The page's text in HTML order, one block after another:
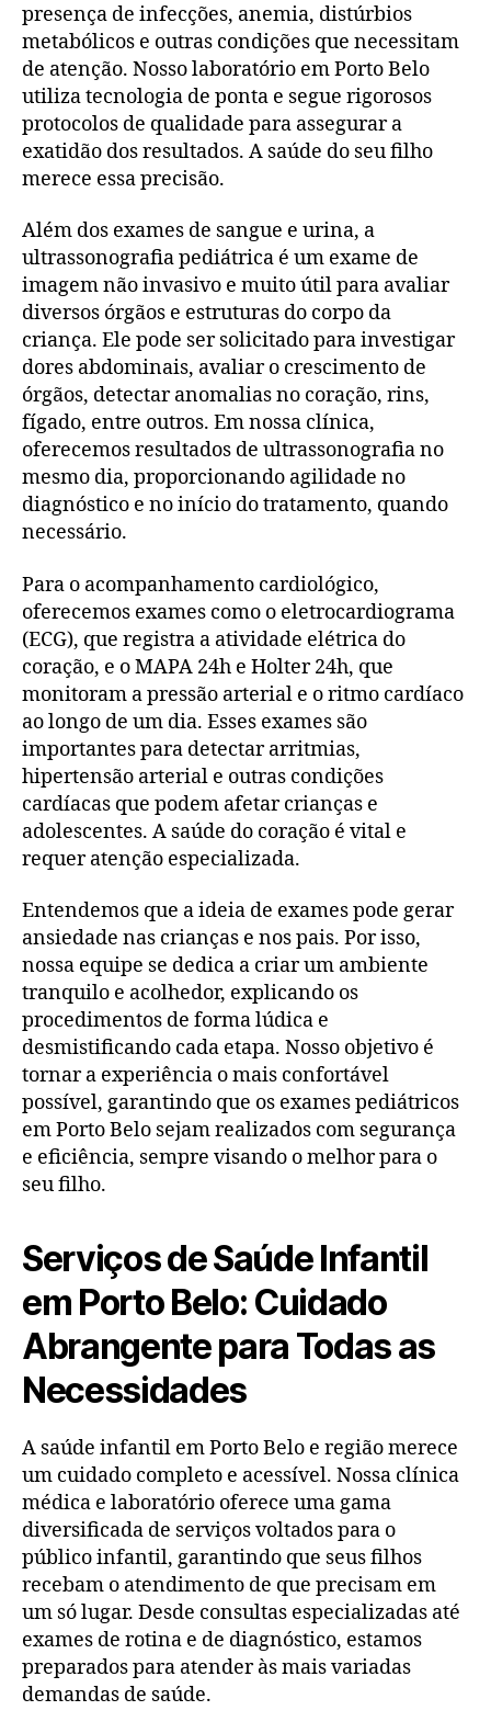
presença de infecções, anemia, distúrbios
metabólicos e outras condições que necessitam
de atenção. Nosso laboratório em Porto Belo
utiliza tecnologia de ponta e segue rigorosos
protocolos de qualidade para assegurar a
exatidão dos resultados. A saúde do seu filho
merece essa precisão.
Além dos exames de sangue e urina, a
ultrassonografia pediátrica é um exame de
imagem não invasivo e muito útil para avaliar
diversos órgãos e estruturas do corpo da
criança. Ele pode ser solicitado para investigar
dores abdominais, avaliar o crescimento de
órgãos, detectar anomalias no coração, rins,
fígado, entre outros. Em nossa clínica,
oferecemos resultados de ultrassonografia no
mesmo dia, proporcionando agilidade no
diagnóstico e no início do tratamento, quando
necessário.
Para o acompanhamento cardiológico,
oferecemos exames como o eletrocardiograma
(ECG), que registra a atividade elétrica do
coração, e o MAPA 24h e Holter 24h, que
monitoram a pressão arterial e o ritmo cardíaco
ao longo de um dia. Esses exames são
importantes para detectar arritmias,
hipertensão arterial e outras condições
cardíacas que podem afetar crianças e
adolescentes. A saúde do coração é vital e
requer atenção especializada.
Entendemos que a ideia de exames pode gerar
ansiedade nas crianças e nos pais. Por isso,
nossa equipe se dedica a criar um ambiente
tranquilo e acolhedor, explicando os
procedimentos de forma lúdica e
desmistificando cada etapa. Nosso objetivo é
tornar a experiência o mais confortável
possível, garantindo que os exames pediátricos
em Porto Belo sejam realizados com segurança
e eficiência, sempre visando o melhor para o
seu filho.
Serviços de Saúde Infantil
em Porto Belo: Cuidado
Abrangente para Todas as
Necessidades
A saúde infantil em Porto Belo e região merece
um cuidado completo e acessível. Nossa clínica
médica e laboratório oferece uma gama
diversificada de serviços voltados para o
público infantil, garantindo que seus filhos
recebam o atendimento de que precisam em
um só lugar. Desde consultas especializadas até
exames de rotina e de diagnóstico, estamos
preparados para atender às mais variadas
demandas de saúde.